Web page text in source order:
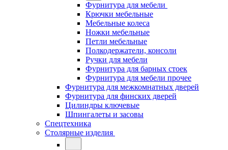
Фурнитура для мебели
Крючки мебельные
Мебельные колеса
Ножки мебельные
Петли мебельные
Полкодержатели, консоли
Ручки для мебели
Фурнитура для барных стоек
Фурнитура для мебели прочее
Фурнитура для межкомнатных дверей
Фурнитура для финских дверей
Цилиндры ключевые
Шпингалеты и засовы
Спецтехника
Столярные изделия